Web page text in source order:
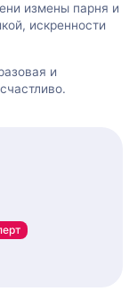
измены парня и
искренности
и